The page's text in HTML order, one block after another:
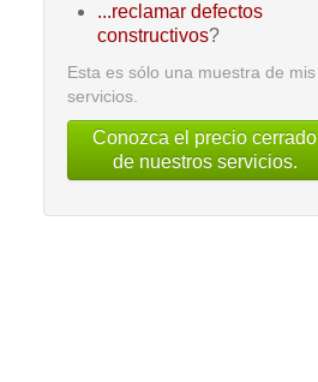
...reclamar defectos
constructivos?
Esta es sólo una muestra de mis
servicios.
Conozca el precio cerrado
de nuestros servicios.